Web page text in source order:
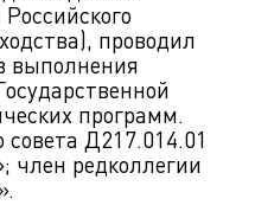
проводил
выполнения
программ.
совета Д217.014.01
редколлегии